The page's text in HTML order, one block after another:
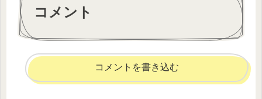
コメント
コメントを書き込む